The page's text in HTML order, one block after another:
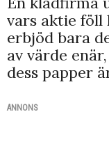
vars aktie föll
erbjöd bara
av värde enär,
dess papper
ANNONS